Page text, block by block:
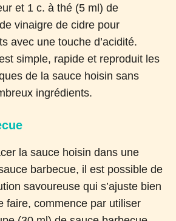
et 1 c. à thé (5 ml) de
vinaigre de cidre pour
avec une touche d’acidité.
simple, rapide et reproduit les
de la sauce hoisin sans
ingrédients.
la sauce hoisin dans une
barbecue, il est possible de
savoureuse qui s’ajuste bien
faire, commence par utiliser